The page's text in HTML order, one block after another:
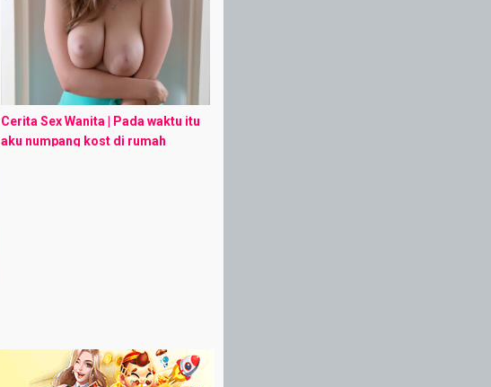
sebut saja dia Oka (nama
samaran) dari Bali. Kami ...
Cerita Sex Wanita | Pada waktu itu
aku numpang kost di rumah